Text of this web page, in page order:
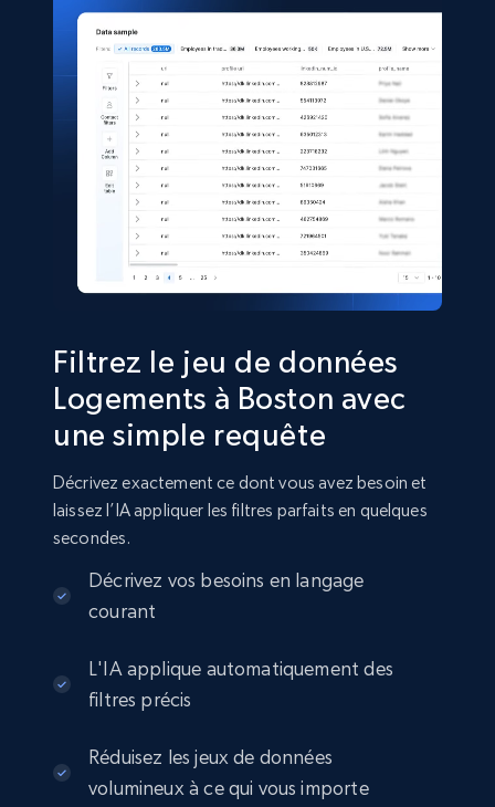
Real estate
1.7K+ Buy Now
Zillow price history
URL, Zpid, Date, Event, Posting is rental, Price,
Price change rate, Price per squarefoot, and
more.
Real estate
96+
Zoopla properties listing information
Google map location, Virtual tour, Street view,
URL property, and more.
Real estate
Filtrez le jeu de données
Logements à Boston avec
une simple requête
Décrivez exactement ce dont vous avez besoin et
laissez l’IA appliquer les filtres parfaits en quelques
secondes.
Décrivez vos besoins en langage
courant
L'IA applique automatiquement des
filtres précis
Réduisez les jeux de données
volumineux à ce qui vous importe